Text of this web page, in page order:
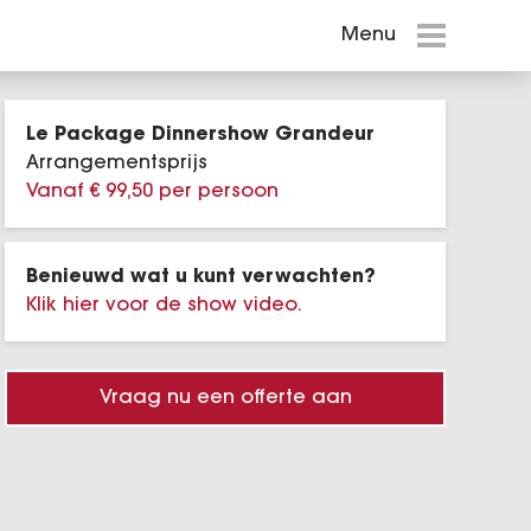
Menu
Le Package Dinnershow Grandeur
Arrangementsprijs
Vanaf € 99,50 per persoon
Benieuwd wat u kunt verwachten?
Klik hier voor de show video.
Vraag nu een offerte aan
Menu
Events in Amsterdam
Shows en
Theatervoorstellingen
Willem van Oranje De Musical
Hairspray
Cirque du Soleil - KURIOS
Holland Zingt Hazes 2026